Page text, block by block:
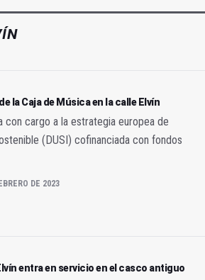
la Caja de Música en la calle Elvín
con cargo a la estrategia europea de
(DUSI) cofinanciada con fondos
DE 2023
entra en servicio en el casco antiguo